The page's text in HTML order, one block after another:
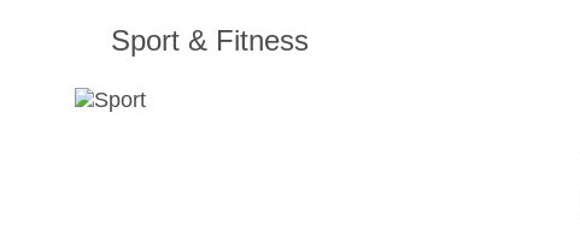
Sport & Fitness